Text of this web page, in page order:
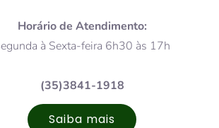
Horário de Atendimento:
à Sexta-feira 6h30 às 17h
(35)3841-1918
Saiba mais